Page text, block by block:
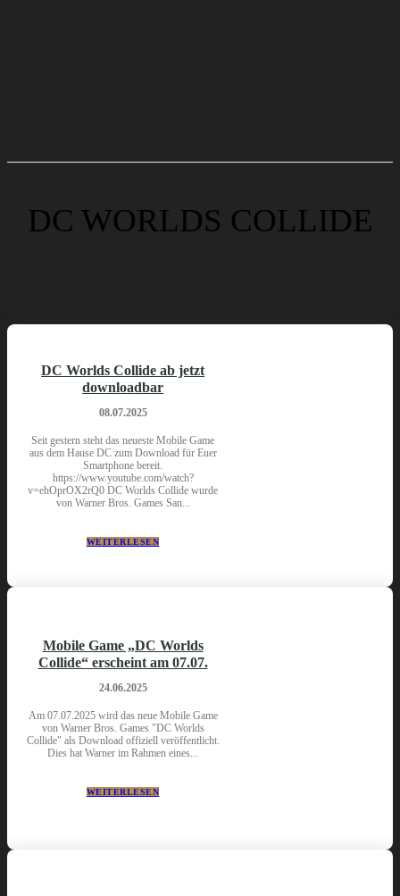
DC WORLDS COLLIDE
DC Worlds Collide ab jetzt
downloadbar
08.07.2025
Seit gestern steht das neueste Mobile Game
aus dem Hause DC zum Download für Euer
Smartphone bereit.
https://www.youtube.com/watch?
v=ehOprOX2rQ0 DC Worlds Collide wurde
von Warner Bros. Games San...
WEITERLESEN
Mobile Game „DC Worlds
Collide“ erscheint am 07.07.
24.06.2025
Am 07.07.2025 wird das neue Mobile Game
von Warner Bros. Games "DC Worlds
Collide" als Download offiziell veröffentlicht.
Dies hat Warner im Rahmen eines...
WEITERLESEN